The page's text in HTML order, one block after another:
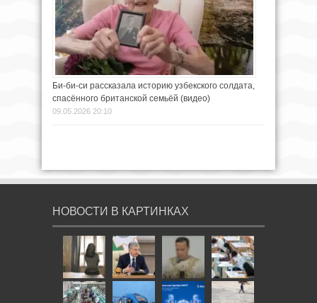
Би-би-си рассказала историю узбекского солдата,
спасённого британской семьёй (видео)
09.05.2026 20:10
НОВОСТИ В КАРТИНКАХ